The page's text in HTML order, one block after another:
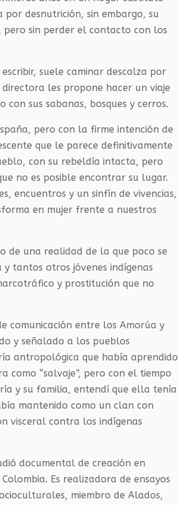
desnutrición, sin embargo, su
sin perder el contacto con los
suele caminar descalza por
les propone hacer un viaje
sus sabanas, bosques y cerros.
pero con la firme intención de
que le parece definitivamente
con su rebeldía intacta, pero
no es posible encontrar su lugar.
encuentros y un sinfín de vivencias,
en mujer frente a nuestros
de una realidad de la que poco se
tantos otros jóvenes indígenas
y prostitución que no
comunicación entre los Amorúa y
y señalado a los pueblos
antropológica que había aprendido
como “salvaje”, pero con el tiempo
y su familia, entendí que ella tenía
mantenido como un clan con
visceral contra los indígenas
documental de creación en
Es realizadora de ensayos
miembro de Alados,